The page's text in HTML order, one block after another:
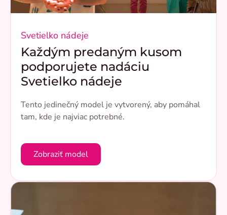
Svetielko nádeje
Každým predaným kusom
podporujete nadáciu
Svetielko nádeje
Tento jedinečný model je vytvorený, aby pomáhal
tam, kde je najviac potrebné.
Zobraziť model